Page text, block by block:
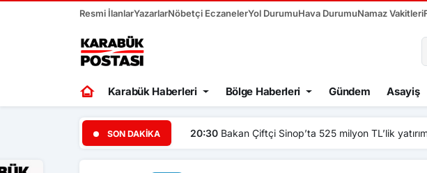
Resmi İlanlarYazarlarNöbetçi EczanelerYol DurumuHava DurumuNamaz Vakitleri
Karabük Haberleri Bölge Haberleri Gündem Asayiş
SON DAKIKA 20:30 Bakan Çiftçi Sinop’ta 525 milyon TL’lik